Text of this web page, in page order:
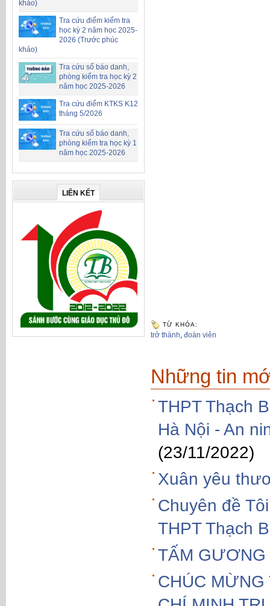
khảo)
Tra cứu điểm kiểm tra
học kỳ 2 năm học 2025-
2026 (Trước phúc
khảo)
Tra cứu số báo danh,
phòng kiểm tra học kỳ 2
năm học 2025-2026
Tra cứu điểm KTKS K12
tháng 5/2026
Tra cứu số báo danh,
phòng kiểm tra học kỳ 1
năm học 2025-2026
LIÊN KẾT
TỪ KHÓA:
trở thành, đoàn viên
Những tin
THPT Thạch
Hà Nội - An
(23/11/2022)
Xuân yêu
Chuyên đề
THPT Thạch
TẤM GƯƠNG
CHÚC